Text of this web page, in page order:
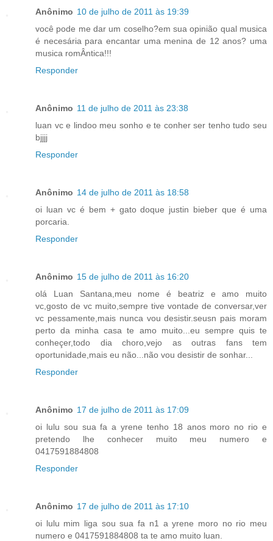
Anônimo 10 de julho de 2011 às 19:39
você pode me dar um coselho?em sua opinião qual musica
é necesária para encantar uma menina de 12 anos? uma
musica romÂntica!!!
Responder
Anônimo 11 de julho de 2011 às 23:38
luan vc e lindoo meu sonho e te conher ser tenho tudo seu
bjjjj
Responder
Anônimo 14 de julho de 2011 às 18:58
oi luan vc é bem + gato doque justin bieber que é uma
porcaria.
Responder
Anônimo 15 de julho de 2011 às 16:20
olá Luan Santana,meu nome é beatriz e amo muito
vc,gosto de vc muito,sempre tive vontade de conversar,ver
vc pessamente,mais nunca vou desistir.seusn pais moram
perto da minha casa te amo muito...eu sempre quis te
conheçer,todo dia choro,vejo as outras fans tem
oportunidade,mais eu não...não vou desistir de sonhar...
Responder
Anônimo 17 de julho de 2011 às 17:09
oi lulu sou sua fa a yrene tenho 18 anos moro no rio e
pretendo lhe conhecer muito meu numero e
0417591884808
Responder
Anônimo 17 de julho de 2011 às 17:10
oi lulu mim liga sou sua fa n1 a yrene moro no rio meu
numero e 0417591884808 ta te amo muito luan.